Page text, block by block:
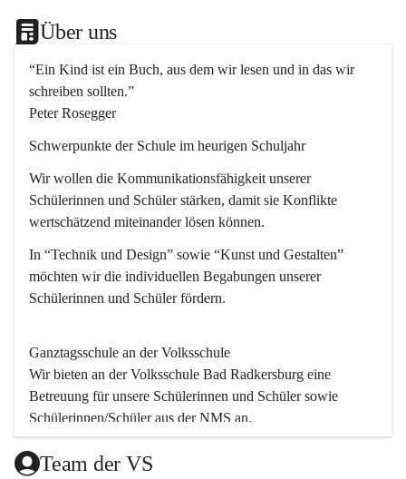
Über uns
“Ein Kind ist ein Buch, aus dem wir lesen und in das wir
schreiben sollten.”
Peter Rosegger
Schwerpunkte der Schule im heurigen Schuljahr
Wir wollen die Kommunikationsfähigkeit unserer
Schülerinnen und Schüler stärken, damit sie Konflikte
wertschätzend miteinander lösen können.
In “Technik und Design” sowie “Kunst und Gestalten”
möchten wir die individuellen Begabungen unserer
Schülerinnen und Schüler fördern.
Ganztagsschule an der Volksschule
Wir bieten an der Volksschule Bad Radkersburg eine
Betreuung für unsere Schülerinnen und Schüler sowie
Schülerinnen/Schüler aus der NMS an.
Der Betreuungsteil startet um 11.45 und endet um 17.30.
Team der VS